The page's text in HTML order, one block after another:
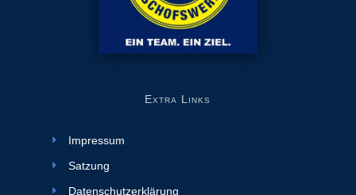
Extra Links
Impressum
Satzung
Datenschutzerklärung